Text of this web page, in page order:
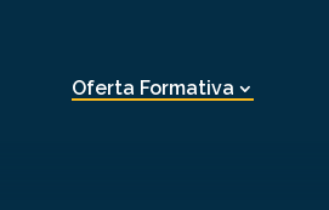
Oferta Formativa